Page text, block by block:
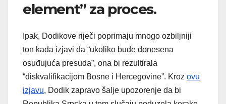
element” za proces.
Ipak, Dodikove riječi poprimaju mnogo ozbiljniji
ton kada izjavi da “ukoliko bude donesena
osuđujuća presuda”, ona bi rezultirala
“diskvalifikacijom Bosne i Hercegovine”. Kroz ovu
izjavu, Dodik zapravo šalje upozorenje da bi